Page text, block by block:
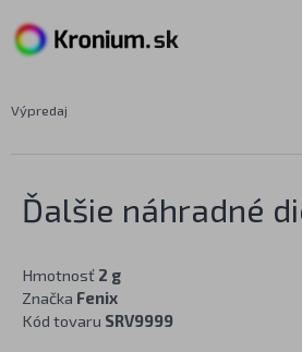
Výpredaj
Ďalšie náhradné
Hmotnosť 2 g
Značka Fenix
Kód tovaru SRV9999